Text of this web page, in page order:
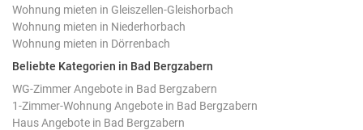
Wohnung mieten in Gleiszellen-Gleishorbach
Wohnung mieten in Niederhorbach
Wohnung mieten in Dörrenbach
Beliebte Kategorien in Bad Bergzabern
WG-Zimmer Angebote in Bad Bergzabern
1-Zimmer-Wohnung Angebote in Bad Bergzabern
Haus Angebote in Bad Bergzabern